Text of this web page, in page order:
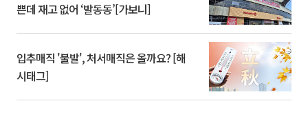
쁜데 재고 없어 ‘발동동’[가보니]
입추매직 '불발', 처서매직은 올까요? [해
시태그]